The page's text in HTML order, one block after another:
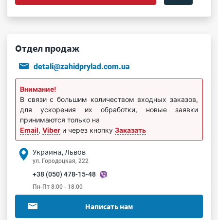
Отдел продаж
detali@zahidprylad.com.ua
Внимание!
В связи с большим количеством входных заказов,
для ускорения их обработки, новые заявки
принимаются только на
Email, Viber и через кнопку Заказать
Украина, Львов
ул. Городоцкая, 222
+38 (050) 478-15-48
Пн-Пт 8:00 - 18:00
Написать нам